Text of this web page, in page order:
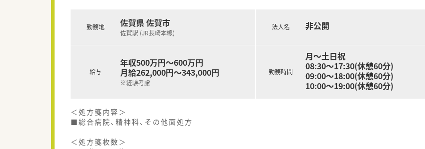
勤務地 佐賀県 佐賀市
佐賀駅 (JR長崎本線)
給与
年収500万円～600万円
月給262,000円～343,000円
※経験考慮
法人名 非公開
勤務時間
月～土日祝
08:30～17:30(休憩60分)
09:00～18:00(休憩60分)
10:00〜19:00(休憩60分)
＜処方箋内容＞
■総合病院、精神科、その他面処方
＜処方箋枚数＞